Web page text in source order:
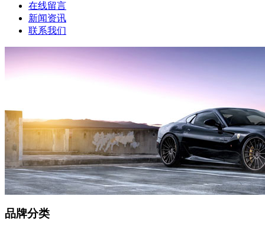
在线留言
新闻资讯
联系我们
品牌分类